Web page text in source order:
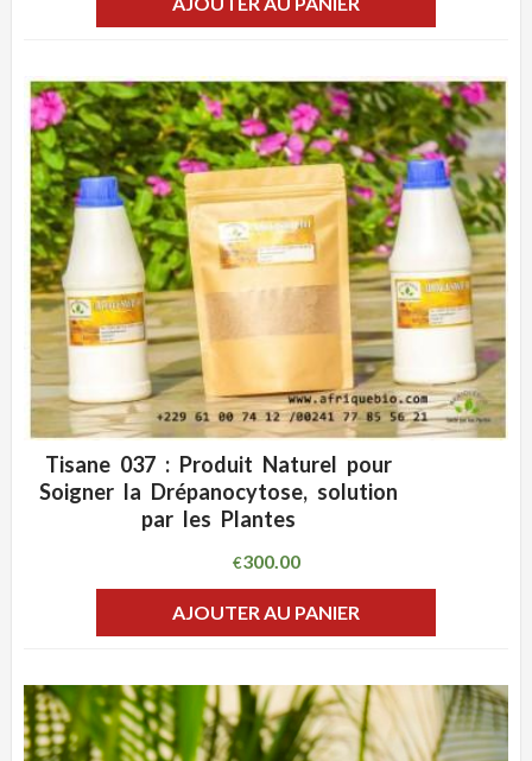
ADD WISHLIST
Tisane 037 : Produit Naturel pour
Soigner la Drépanocytose, solution
par les Plantes
€300.00
AJOUTER AU PANIER